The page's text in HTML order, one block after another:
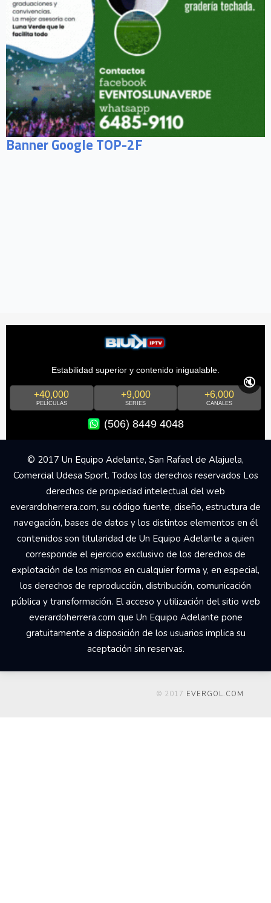
Banner Google TOP-2F
Estabilidad superior y contenido inigualable.
+40,000
PELÍCULAS
+9,000
SERIES
+6,000
CANALES
(506) 8449 4048
🔇
© 2017 Un Equipo Adelante, San Rafael de Alajuela,
Comercial Udesa Sport. Todos los derechos reservados Los
derechos de propiedad intelectual del web
everardoherrera.com, su código fuente, diseño, estructura de
navegación, bases de datos y los distintos elementos en él
contenidos son titularidad de Un Equipo Adelante a quien
corresponde el ejercicio exclusivo de los derechos de
explotación de los mismos en cualquier forma y, en especial,
los derechos de reproducción, distribución, comunicación
pública y transformación. El acceso y utilización del sitio web
everardoherrera.com que Un Equipo Adelante pone
gratuitamente a disposición de los usuarios implica su
aceptación sin reservas.
© 2017 EVERGOL.COM